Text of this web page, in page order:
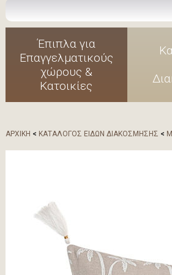
Έπιπλα για
Επαγγελματικούς
χώρους &
Κατοικίες
ΑΡΧΙΚΗ < ΚΑΤΑΛΟΓΟΣ ΕΙΔΩΝ ΔΙΑΚΟΣΜΗΣΗΣ <